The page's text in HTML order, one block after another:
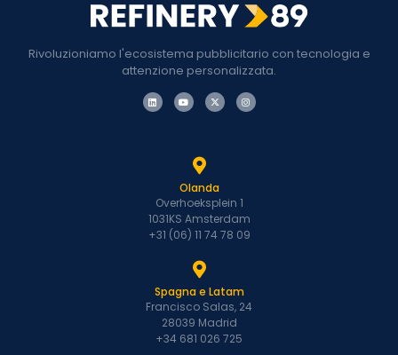
Rivoluzioniamo l'ecosistema pubblicitario con tecnologia e
attenzione personalizzata.
Olanda
Overhoeksplein 1
1031KS Amsterdam
+31 (06) 11 74 78 09
Spagna e Latam
Francisco Salas, 24
28039 Madrid
+34 681 026 725